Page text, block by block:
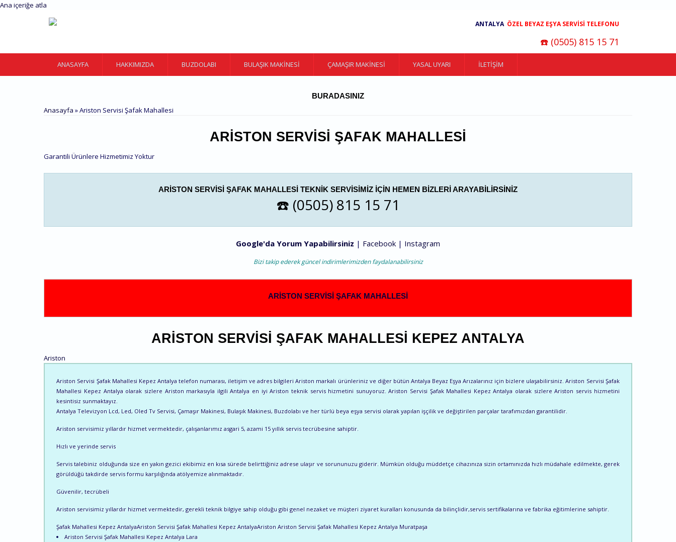
Ana içeriğe atla
ANTALYA ÖZEL BEYAZ EŞYA SERVİSİ TELEFONU
☎️ (0505) 815 15 71
ANASAYFA HAKKIMIZDA BUZDOLABI BULAŞIK MAKINESI ÇAMAŞIR MAKINESI YASAL UYARI İLETIŞIM
BURADASINIZ
Anasayfa » Ariston Servisi Şafak Mahallesi
ARISTON SERVISI ŞAFAK MAHALLESI
Garantili Ürünlere Hizmetimiz Yoktur
ARISTON SERVISI ŞAFAK MAHALLESI TEKNIK SERVISIMIZ IÇIN HEMEN BIZLERI ARAYABILIRSINIZ
☎️ (0505) 815 15 71
Google'da Yorum Yapabilirsiniz | Facebook | Instagram
Bizi takip ederek güncel indirimlerimizden faydalanabilirsiniz
ARISTON SERVISI ŞAFAK MAHALLESI
ARISTON SERVISI ŞAFAK MAHALLESI KEPEZ ANTALYA
Ariston
Ariston Servisi Şafak Mahallesi Kepez Antalya telefon numarası, iletişim ve adres bilgileri Ariston markalı ürünleriniz ve diğer bütün Antalya Beyaz Eşya Arızalarınız için bizlere ulaşabilirsiniz. Ariston Servisi Şafak
Mahallesi Kepez Antalya olarak sizlere Ariston markasıyla ilgili Antalya en iyi Ariston teknik servis hizmetini sunuyoruz. Ariston Servisi Şafak Mahallesi Kepez Antalya olarak sizlere Ariston servis hizmetini
kesintisiz sunmaktayız.
Antalya Televizyon Lcd, Led, Oled Tv Servisi, Çamaşır Makinesi, Bulaşık Makinesi, Buzdolabı ve her türlü beya eşya servisi olarak yapılan işçilik ve değiştirilen parçalar tarafımızdan garantilidir.
Ariston servisimiz yıllardır hizmet vermektedir, çalışanlarımız asgari 5, azami 15 yıllık servis tecrübesine sahiptir.
Hızlı ve yerinde servis
Servis talebiniz olduğunda size en yakın gezici ekibimiz en kısa sürede belirttiğiniz adrese ulaşır ve sorununuzu giderir. Mümkün olduğu müddetçe cihazınıza sizin ortamınızda hızlı müdahale edilmekte, gerek
görüldüğü takdirde servis formu karşılığında atölyemize alınmaktadır.
Güvenilir, tecrübeli
Ariston servisimiz yıllardır hizmet vermektedir, gerekli teknik bilgiye sahip olduğu gibi genel nezaket ve müşteri ziyaret kuralları konusunda da bilinçlidir,servis sertifikalarına ve fabrika eğitimlerine sahiptir.
Şafak Mahallesi Kepez AntalyaAriston Servisi Şafak Mahallesi Kepez AntalyaAriston Ariston Servisi Şafak Mahallesi Kepez Antalya Muratpaşa
Ariston Servisi Şafak Mahallesi Kepez Antalya Lara